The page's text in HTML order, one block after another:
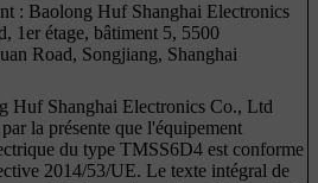
: Baolong Huf Shanghai Electronics
1er étage, bâtiment 5, 5500
Road, Songjiang, Shanghai
Huf Shanghai Electronics Co., Ltd
la présente que l'équipement
du type TMSS6D4 est conforme
2014/53/UE. Le texte intégral de